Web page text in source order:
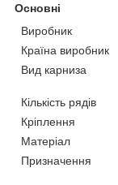
Основні
Виробник
Країна виробник
Вид карниза
Кількість рядів
Кріплення
Матеріал
Призначення